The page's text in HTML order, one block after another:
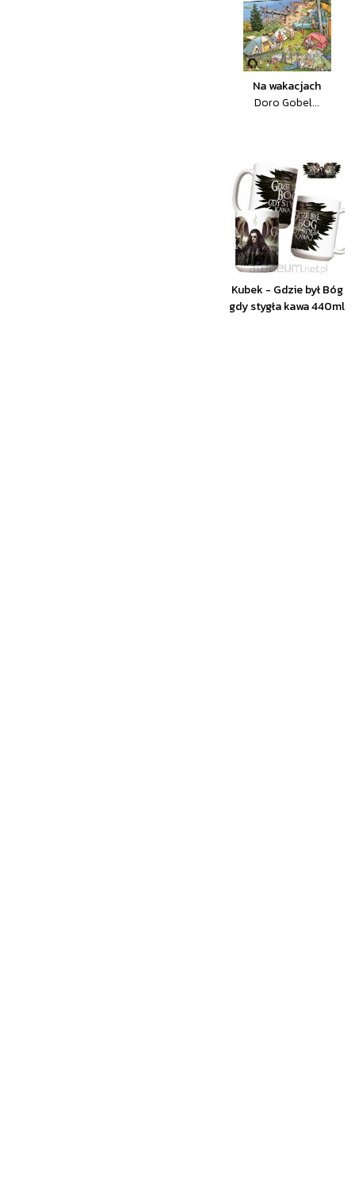
Na wakacjach
Doro Gobel...
Kubek - Gdzie był Bóg
gdy stygła kawa 440ml